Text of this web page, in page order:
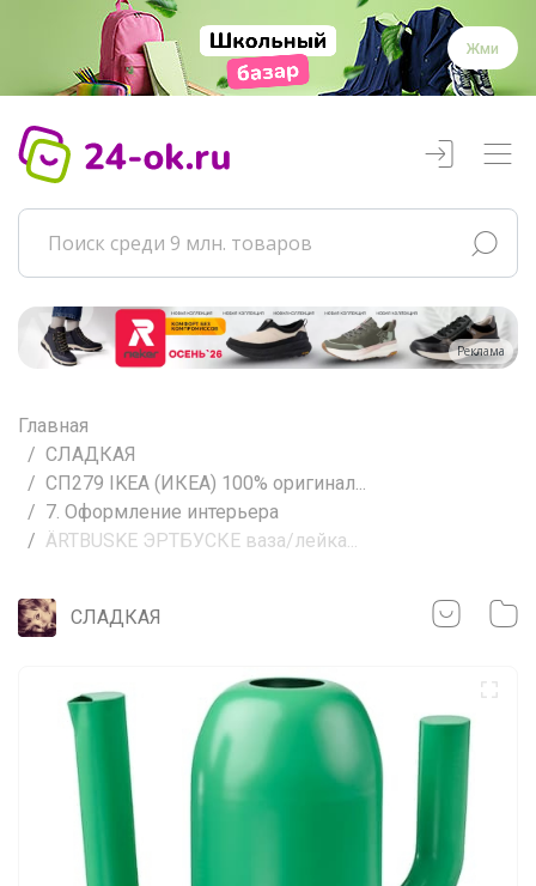
Жми
Реклама
Главная
СЛАДКАЯ
СП279 IKEA (ИКЕА) 100% оригинал...
7. Оформление интерьера
ÄRTBUSKE ЭРТБУСКЕ ваза/лейка...
СЛАДКАЯ